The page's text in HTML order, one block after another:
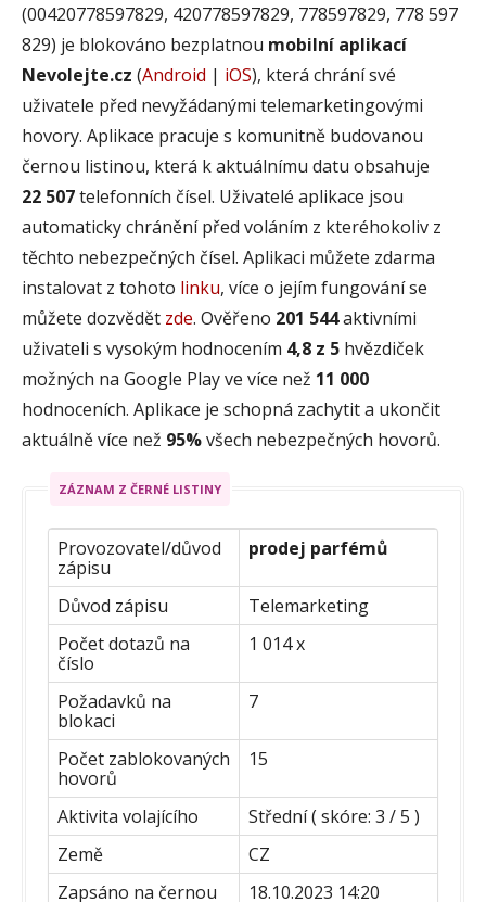
(00420778597829, 420778597829, 778597829, 778 597
829) je blokováno bezplatnou mobilní aplikací
Nevolejte.cz (Android | iOS), která chrání své
uživatele před nevyžádanými telemarketingovými
hovory. Aplikace pracuje s komunitně budovanou
černou listinou, která k aktuálnímu datu obsahuje
22 507telefonních čísel. Uživatelé aplikace jsou
automaticky chránění před voláním z kteréhokoliv z
těchto nebezpečných čísel. Aplikaci můžete zdarma
instalovat z tohoto linku, více o jejím fungování se
můžete dozvědět zde. Ověřeno 201 544aktivními
uživateli s vysokým hodnocením 4,8 z 5 hvězdiček
možných na Google Play ve více než 11 000
hodnoceních. Aplikace je schopná zachytit a ukončit
aktuálně více než 95%všech nebezpečných hovorů.
ZÁZNAM Z ČERNÉ LISTINY
Provozovatel/důvod
zápisu
prodej parfémů
Důvod zápisu
Telemarketing
Počet dotazů na
číslo
1 014 x
Požadavků na
blokaci
7
Počet zablokovaných
hovorů
15
Aktivita volajícího
Střední ( skóre: 3 / 5 )
Země
CZ
Zapsáno na černou
18.10.2023 14:20